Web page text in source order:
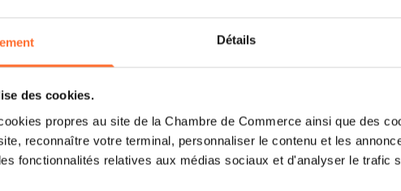
Détails
des cookies.
propres au site de la Chambre de Commerce ainsi que des
reconnaître votre terminal, personnaliser le contenu et les
fonctionnalités relatives aux médias sociaux et d'analyser le trafic
si précoce ?
reproduit un modèle familial. Ce penchant s’enracine
avec des amis d’enfance, sept très précisément.
étions libres, actifs et souvent dehors. Le point de
sommes mis à construire des cabanes. Au fil du
leur conception pour en faire des lieux plus